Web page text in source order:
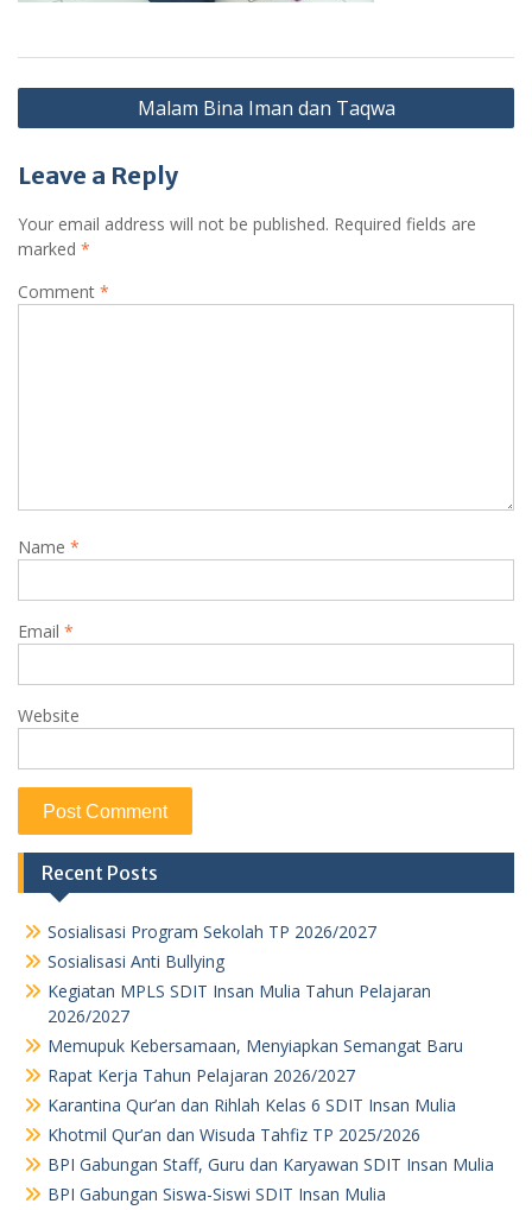
Post
navigation
Malam Bina Iman dan Taqwa
Leave a Reply
Your email address will not be published. Required fields are
marked *
Comment *
Name *
Email *
Website
Recent Posts
Sosialisasi Program Sekolah TP 2026/2027
Sosialisasi Anti Bullying
Kegiatan MPLS SDIT Insan Mulia Tahun Pelajaran
2026/2027
Memupuk Kebersamaan, Menyiapkan Semangat Baru
Rapat Kerja Tahun Pelajaran 2026/2027
Karantina Qur’an dan Rihlah Kelas 6 SDIT Insan Mulia
Khotmil Qur’an dan Wisuda Tahfiz TP 2025/2026
BPI Gabungan Staff, Guru dan Karyawan SDIT Insan Mulia
BPI Gabungan Siswa-Siswi SDIT Insan Mulia